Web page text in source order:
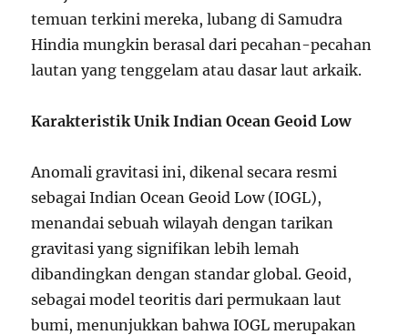
temuan terkini mereka, lubang di Samudra
Hindia mungkin berasal dari pecahan-pecahan
lautan yang tenggelam atau dasar laut arkaik.
Karakteristik Unik Indian Ocean Geoid Low
Anomali gravitasi ini, dikenal secara resmi
sebagai Indian Ocean Geoid Low (IOGL),
menandai sebuah wilayah dengan tarikan
gravitasi yang signifikan lebih lemah
dibandingkan dengan standar global. Geoid,
sebagai model teoritis dari permukaan laut
bumi, menunjukkan bahwa IOGL merupakan